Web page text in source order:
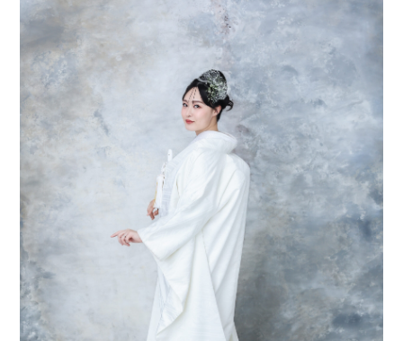
来店のご予約
お問い合わせ
スタジオ紹介 ブログ
会社案内
プライバシーポリシー